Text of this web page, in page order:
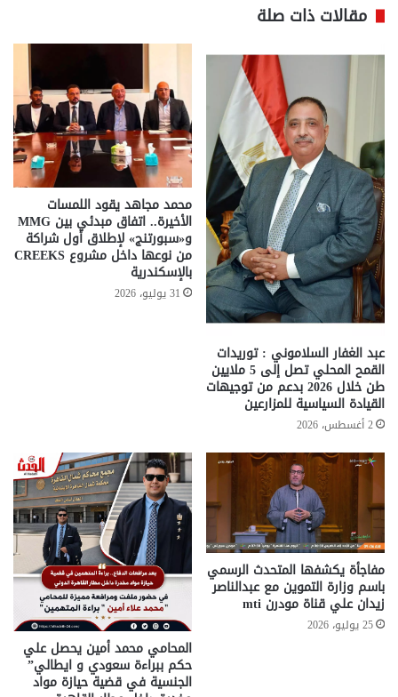
مقالات ذات صلة
عبد الغفار السلاموني : توريدات
القمح المحلي تصل إلى 5 ملايين
طن خلال 2026 بدعم من توجيهات
القيادة السياسية للمزارعين
2 أغسطس، 2026
محمد مجاهد يقود اللمسات
الأخيرة.. اتفاق مبدئي بين MMG
و«سبورتنج» لإطلاق أول شراكة
من نوعها داخل مشروع CREEKS
بالإسكندرية
31 يوليو، 2026
مفاجأة يكشفها المتحدث الرسمي
باسم وزارة التموين مع عبدالناصر
زيدان علي قناة مودرن mti
25 يوليو، 2026
المحامي محمد أمين يحصل علي
حكم ببراءة سعودي و ايطالي”
الجنسية في قضية حيازة مواد